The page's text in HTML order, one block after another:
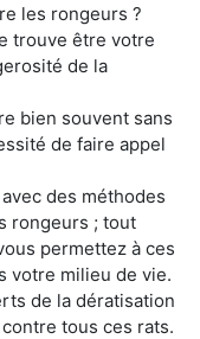
les rongeurs ?
trouve être votre
de la
bien souvent sans
de faire appel
des méthodes
rongeurs ; tout
permettez à ces
votre milieu de vie.
de la dératisation
tous ces rats.